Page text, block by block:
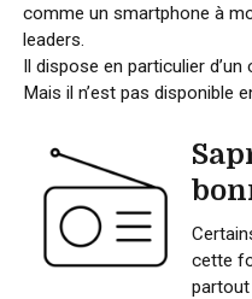
comme un smartphone à
leaders.
Il dispose en particulier
Mais il n’est pas disponible
cette